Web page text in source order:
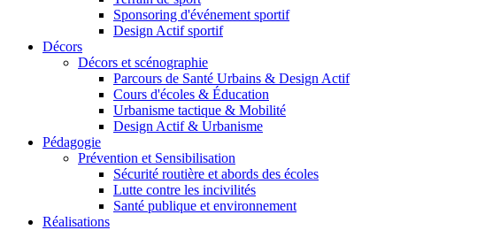
Sponsoring d'événement sportif
Design Actif sportif
Décors
Décors et scénographie
Parcours de Santé Urbains & Design Actif
Cours d'écoles & Éducation
Urbanisme tactique & Mobilité
Design Actif & Urbanisme
Pédagogie
Prévention et Sensibilisation
Sécurité routière et abords des écoles
Lutte contre les incivilités
Santé publique et environnement
Réalisations